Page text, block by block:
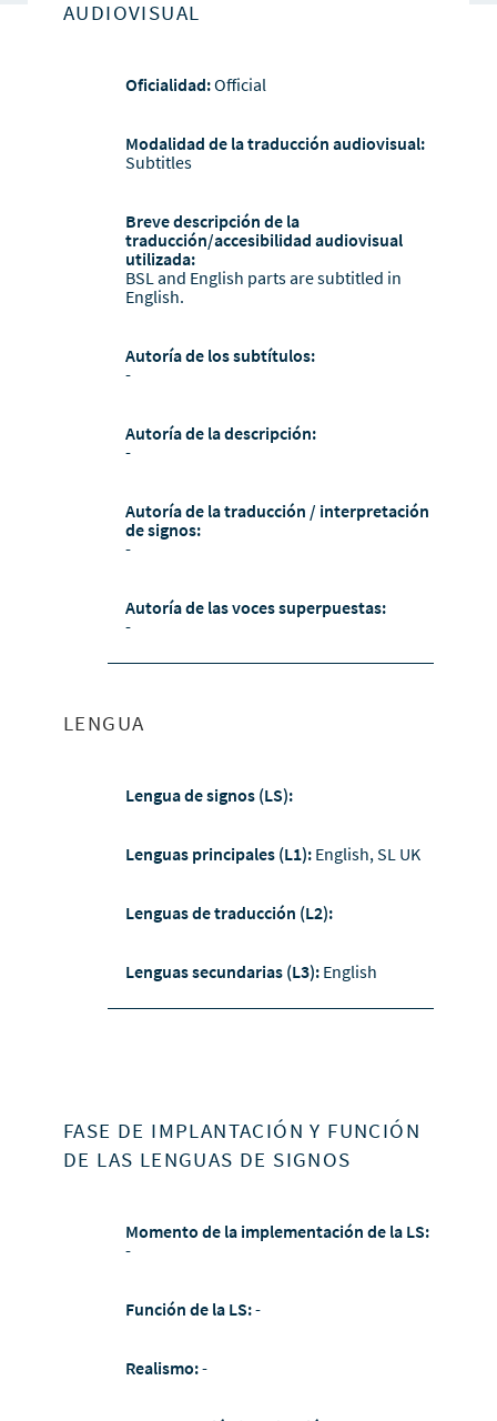
AUDIOVISUAL
Oficialidad:Official
Modalidad de la traducción audiovisual:
Subtitles
Breve descripción de la
traducción/accesibilidad audiovisual
utilizada:
BSL and English parts are subtitled in
English.
Autoría de los subtítulos:
-
Autoría de la descripción:
-
Autoría de la traducción / interpretación
de signos:
-
Autoría de las voces superpuestas:
-
LENGUA
Lengua de signos (LS):
Lenguas principales (L1): English, SL UK
Lenguas de traducción (L2):
Lenguas secundarias (L3): English
FASE DE IMPLANTACIÓN Y FUNCIÓN
DE LAS LENGUAS DE SIGNOS
Momento de la implementación de la LS:
-
Función de la LS:-
Realismo:-